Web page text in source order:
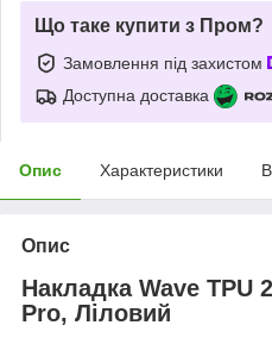
Що таке купити з Пром?
Замовлення під захистом
Доступна доставка
Опис Характеристики
Опис
Накладка Wave TPU
Pro, Ліловий